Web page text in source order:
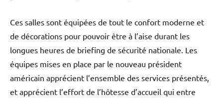
Ces salles sont équipées de tout le confort moderne et
de décorations pour pouvoir être à l’aise durant les
longues heures de briefing de sécurité nationale. Les
équipes mises en place par le nouveau président
américain apprécient l’ensemble des services présentés,
et apprécient l’effort de l’hôtesse d’accueil qui entre